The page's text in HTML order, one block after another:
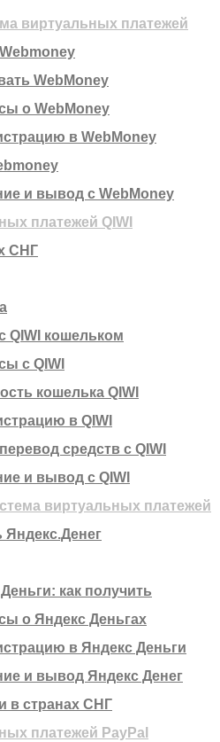
виртуальных платежей
WebMoney
о WebMoney
в WebMoney
и вывод с WebMoney
платежей QIWI
СНГ
QIWI кошельком
с QIWI
кошелька QIWI
в QIWI
средств c QIWI
и вывод с QIWI
виртуальных платежей
Яндекс.Денег
как получить
о Яндекс Деньгах
в Яндекс Деньги
и вывод Яндекс Денег
в странах СНГ
платежей PayPal